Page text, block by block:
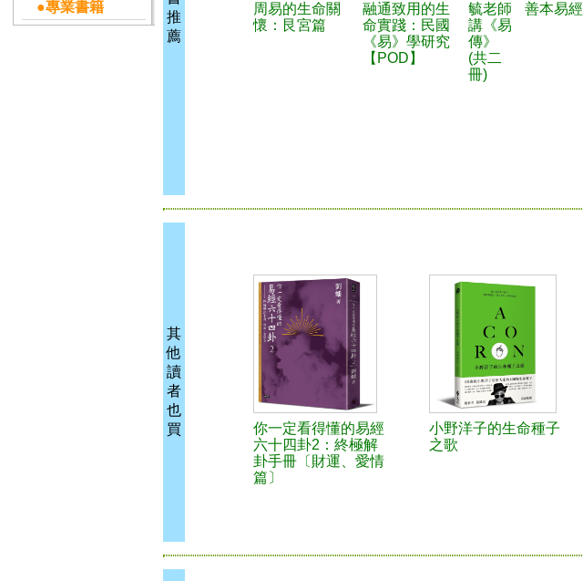
●專業書籍
推
薦
周易的生命關
懷：艮宮篇
融通致用的生
命實踐：民國
《易》學研究
【POD】
毓老師
講《易
傳》
(共二
冊)
善本易經
其
他
讀
者
也
買
你一定看得懂的易經
六十四卦2：終極解
卦手冊〔財運、愛情
篇〕
小野洋子的生命種子
之歌